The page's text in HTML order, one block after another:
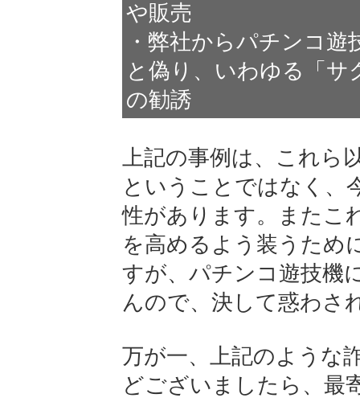
や販売
・弊社からパチンコ
と偽り、いわゆる「サ
の勧誘
上記の事例は、これら
ということではなく、
性があります。またこ
を高めるよう装うため
すが、パチンコ遊技機
んので、決して惑わさ
万が一、上記のような
どございましたら、最